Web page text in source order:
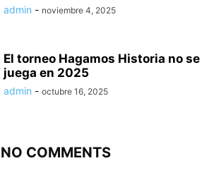
admin - noviembre 4, 2025
El torneo Hagamos Historia no se
juega en 2025
admin - octubre 16, 2025
NO COMMENTS